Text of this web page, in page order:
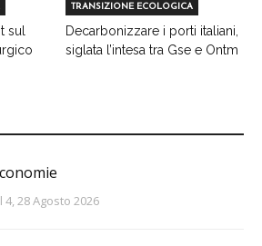
sul
TRANSIZIONE ECOLOGICA
Decarbonizzare i porti italiani,
siglata l’intesa tra Gse e Ontm
28 Agosto 2026